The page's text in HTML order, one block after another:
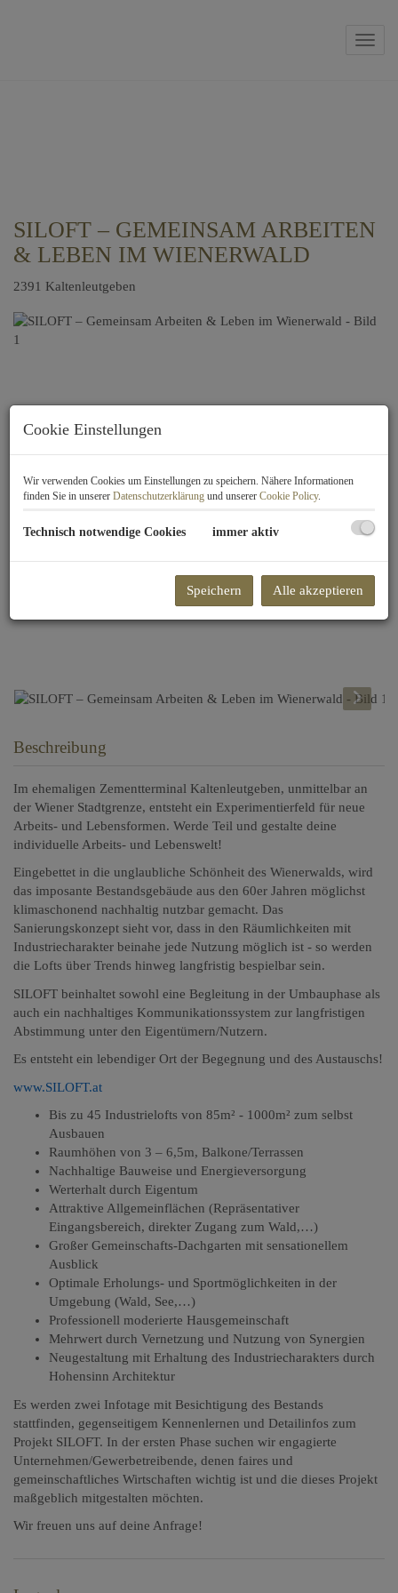
SILOFT – GEMEINSAM ARBEITEN
& LEBEN IM WIENERWALD
2391 Kaltenleutgeben
Beschreibung
Im ehemaligen Zementterminal Kaltenleutgeben, unmittelbar an
der Wiener Stadtgrenze, entsteht ein Experimentierfeld für neue
Arbeits- und Lebensformen. Werde Teil und gestalte deine
individuelle Arbeits- und Lebenswelt!
Eingebettet in die unglaubliche Schönheit des Wienerwalds, wird
das imposante Bestandsgebäude aus den 60er Jahren möglichst
klimaschonend nachhaltig nutzbar gemacht. Das
Sanierungskonzept sieht vor, dass in den Räumlichkeiten mit
Industriecharakter beinahe jede Nutzung möglich ist - so werden
die Lofts über Trends hinweg langfristig bespielbar sein.
SILOFT beinhaltet sowohl eine Begleitung in der Umbauphase als
auch ein nachhaltiges Kommunikationssystem zur langfristigen
Abstimmung unter den Eigentümern/Nutzern.
Es entsteht ein lebendiger Ort der Begegnung und des Austauschs!
www.SILOFT.at
Bis zu 45 Industrielofts von 85m² - 1000m² zum selbst
Ausbauen
Raumhöhen von 3 – 6,5m, Balkone/Terrassen
Nachhaltige Bauweise und Energieversorgung
Werterhalt durch Eigentum
Attraktive Allgemeinflächen (Repräsentativer
Eingangsbereich, direkter Zugang zum Wald,…)
Großer Gemeinschafts-Dachgarten mit sensationellem
Ausblick
Optimale Erholungs- und Sportmöglichkeiten in der
Umgebung (Wald, See,…)
Professionell moderierte Hausgemeinschaft
Mehrwert durch Vernetzung und Nutzung von Synergien
Neugestaltung mit Erhaltung des Industriecharakters durch
Hohensinn Architektur
Es werden zwei Infotage mit Besichtigung des Bestands
stattfinden, gegenseitigem Kennenlernen und Detailinfos zum
Projekt SILOFT. In der ersten Phase suchen wir engagierte
Unternehmen/Gewerbetreibende, denen faires und
gemeinschaftliches Wirtschaften wichtig ist und die dieses Projekt
maßgeblich mitgestalten möchten.
Wir freuen uns auf deine Anfrage!
Cookie Einstellungen
Wir verwenden Cookies um Einstellungen zu speichern. Nähere Informationen
finden Sie in unserer Datenschutzerklärung und unserer Cookie Policy.
Technisch notwendige Cookies immer aktiv
Speichern Alle akzeptieren